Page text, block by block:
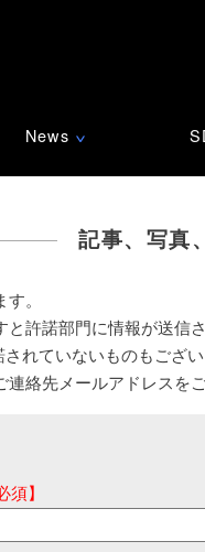
News ∨
記事、写真
。
と許諾部門に情報が送信
れていないものもござ
連絡先メールアドレスを
須】